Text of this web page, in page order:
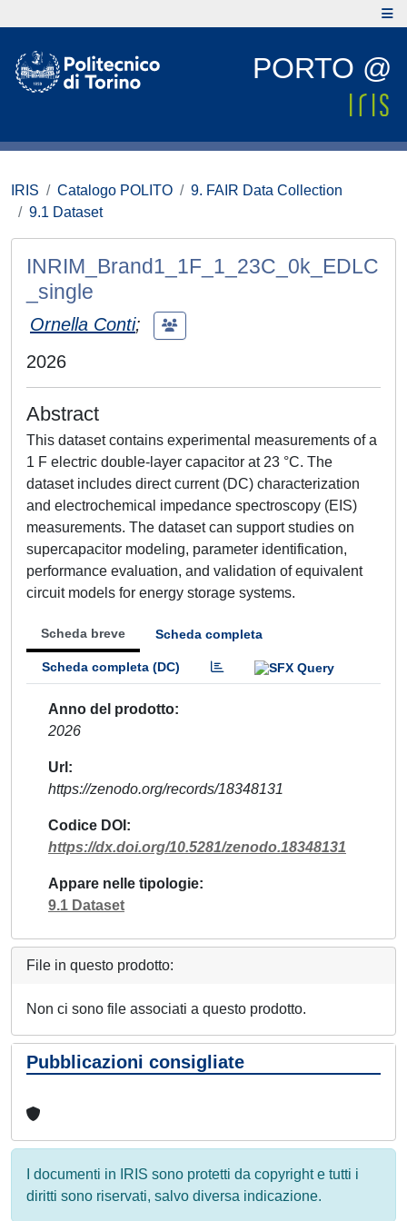
PORTO @
IRIS Catalogo POLITO
9. FAIR Data Collection
9.1 Dataset
INRIM_Brand1_1F_1_23C_0k_EDLC
_single
Ornella Conti;
2026
Abstract
This dataset contains experimental measurements of a
1 F electric double-layer capacitor at 23 °C. The
dataset includes direct current (DC) characterization
and electrochemical impedance spectroscopy (EIS)
measurements. The dataset can support studies on
supercapacitor modeling, parameter identification,
performance evaluation, and validation of equivalent
circuit models for energy storage systems.
Scheda breve Scheda completa
Scheda completa (DC)
Anno del prodotto
2026
Url
https://zenodo.org/records/18348131
Codice DOI
https://dx.doi.org/10.5281/zenodo.18348131
Appare nelle tipologie
9.1 Dataset
File in questo prodotto:
Non ci sono file associati a questo prodotto.
Pubblicazioni consigliate
I documenti in IRIS sono protetti da copyright e tutti i
diritti sono riservati, salvo diversa indicazione.